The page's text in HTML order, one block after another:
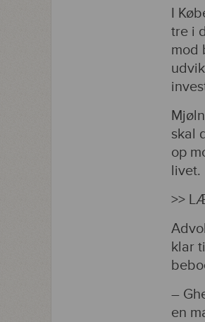
I
tre i
mod
skal
op
livet.
>>
klar
–
en